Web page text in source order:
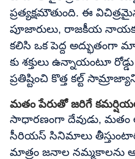
ప్రత్యక్షమౌతుంది. ఈ
పూజారులు, రాజకీయ
కలిసి ఒక పెద్ద అద్భుతంగా
కు శక్తులు ఉన్నాయంటూ
ప్రతిష్టించి కొత్త కల్ట్
మతం పేరుతో జరిగే
సాధారణంగా దేవుడు, మతం
సీరియస్ సినిమాలు
మాత్రం జనాల నమ్మకాలను